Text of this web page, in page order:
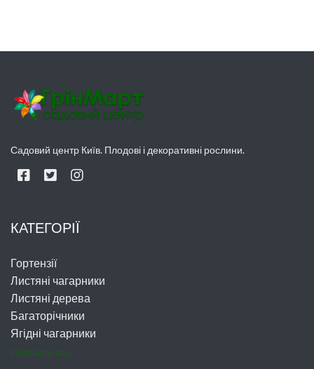
Садовий центр Київ. Плодові і декоративні рослини.
КАТЕГОРІЇ
Гортензії
Листяні чагарники
Листяні дерева
Багаторічники
Ягідні чагарники
Показати все